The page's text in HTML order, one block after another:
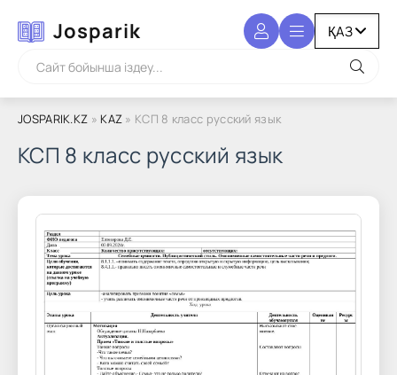
Josparik
JOSPARIK.KZ » KAZ » КСП 8 класс русский язык
КСП 8 класс русский язык